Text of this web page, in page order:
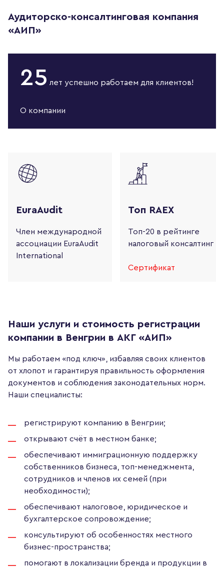
Аудиторско-консалтинговая компания
«АИП»
25 лет успешно работаем для клиентов!
О компании
EuraAudit
Член международной
ассоциации EuraAudit
International
Топ RAEX
Топ-20 в рейтинге
налоговый консалтинг
Сертификат
Наши услуги и стоимость регистрации
компании в Венгрии в АКГ «АИП»
Мы работаем «под ключ», избавляя своих клиентов
от хлопот и гарантируя правильность оформления
документов и соблюдения законодательных норм.
Наши специалисты:
регистрируют компанию в Венгрии;
открывают счёт в местном банке;
обеспечивают иммиграционную поддержку
собственников бизнеса, топ-менеджмента,
сотрудников и членов их семей (при
необходимости);
обеспечивают налоговое, юридическое и
бухгалтерское сопровождение;
консультируют об особенностях местного
бизнес-пространства;
помогают в локализации бренда и продукции в